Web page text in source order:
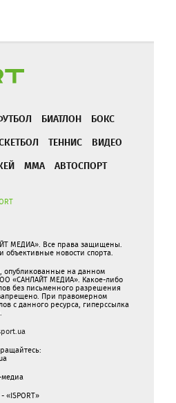
БИАТЛОН
БОКС
ТЕННИС
ВИДЕО
ММА АВТОСПОРТ
МЕДИА». Все права защищены.
объективные новости спорта.
опубликованные на данном
«САНЛАЙТ МЕДИА». Какое-либо
без письменного разрешения
При правомерном
с данного ресурса, гиперссылка
«ISPORT»